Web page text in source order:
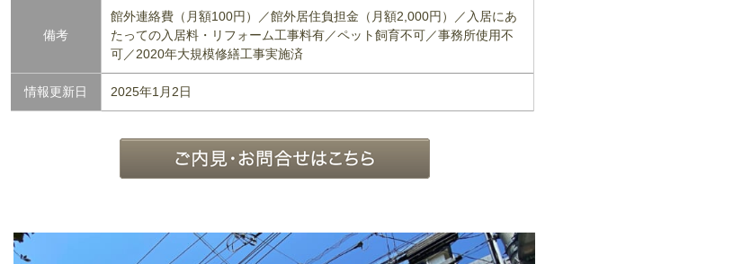
備考
館外連絡費（月額100円）／館外居住負担金（月額2,000円）／入居にあ
たっての入居料・リフォーム工事料有／ペット飼育不可／事務所使用不
可／2020年大規模修繕工事実施済
情報更新日 2025年1月2日